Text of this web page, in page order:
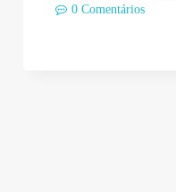
0 Comentários